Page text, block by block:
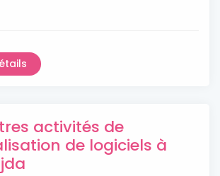
activités de
de logiciels à